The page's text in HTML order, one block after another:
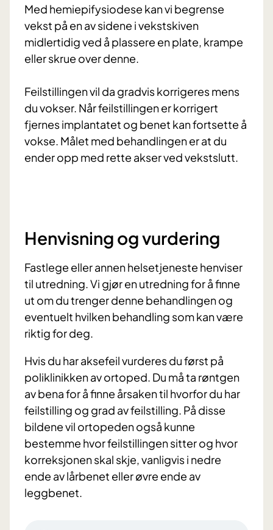
Med hemiepifysiodese kan vi begrense
vekst på en av sidene i vekstskiven
midlertidig ved å plassere en plate, krampe
eller skrue over denne.
Feilstillingen vil da gradvis korrigeres mens
du vokser. Når feilstillingen er korrigert
fjernes implantatet og benet kan fortsette å
vokse. Målet med behandlingen er at du
ender opp med rette akser ved vekstslutt.
Henvisning og vurdering
Fastlege eller annen helsetjeneste henviser
til utredning. Vi gjør en utredning for å finne
ut om du trenger denne behandlingen og
eventuelt hvilken behandling som kan være
riktig for deg.
Hvis du har aksefeil vurderes du først på
poliklinikken av ortoped. Du må ta røntgen
av bena for å finne årsaken til hvorfor du har
feilstilling og grad av feilstilling. På disse
bildene vil ortopeden også kunne
bestemme hvor feilstillingen sitter og hvor
korreksjonen skal skje, vanligvis i nedre
ende av lårbenet eller øvre ende av
leggbenet.